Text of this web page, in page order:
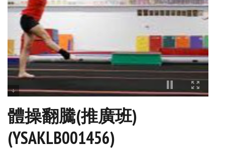
體操翻騰(推廣班)
(YSAKLB001456)